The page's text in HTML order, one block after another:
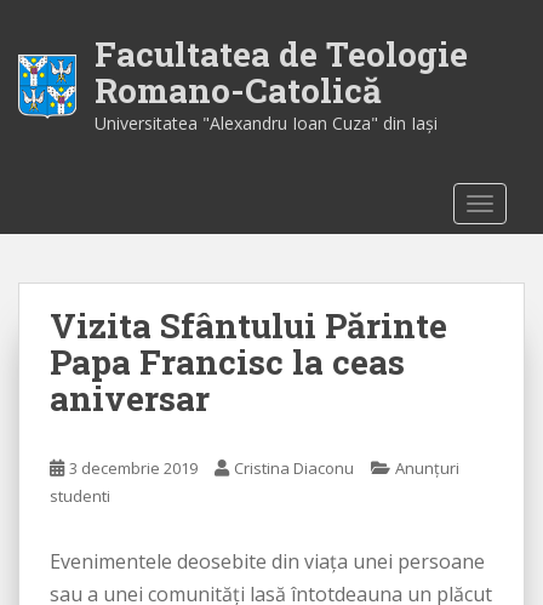
i
Facultatea de Teologie
Romano-Catolică
Universitatea "Alexandru Ioan Cuza" din Iaşi
Vizita Sfântului Părinte
Papa Francisc la ceas
aniversar
3 decembrie 2019 Cristina Diaconu
Anunțuri
studenti
Evenimentele deosebite din viața unei persoane
sau a unei comunități lasă întotdeauna un plăcut